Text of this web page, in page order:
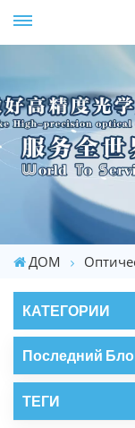
ДОМ
КАТЕГОРИИ
Последний
ТЕГИ